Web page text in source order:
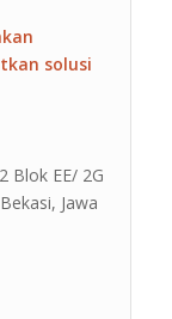
solusi
Blok EE/ 2G
Jawa